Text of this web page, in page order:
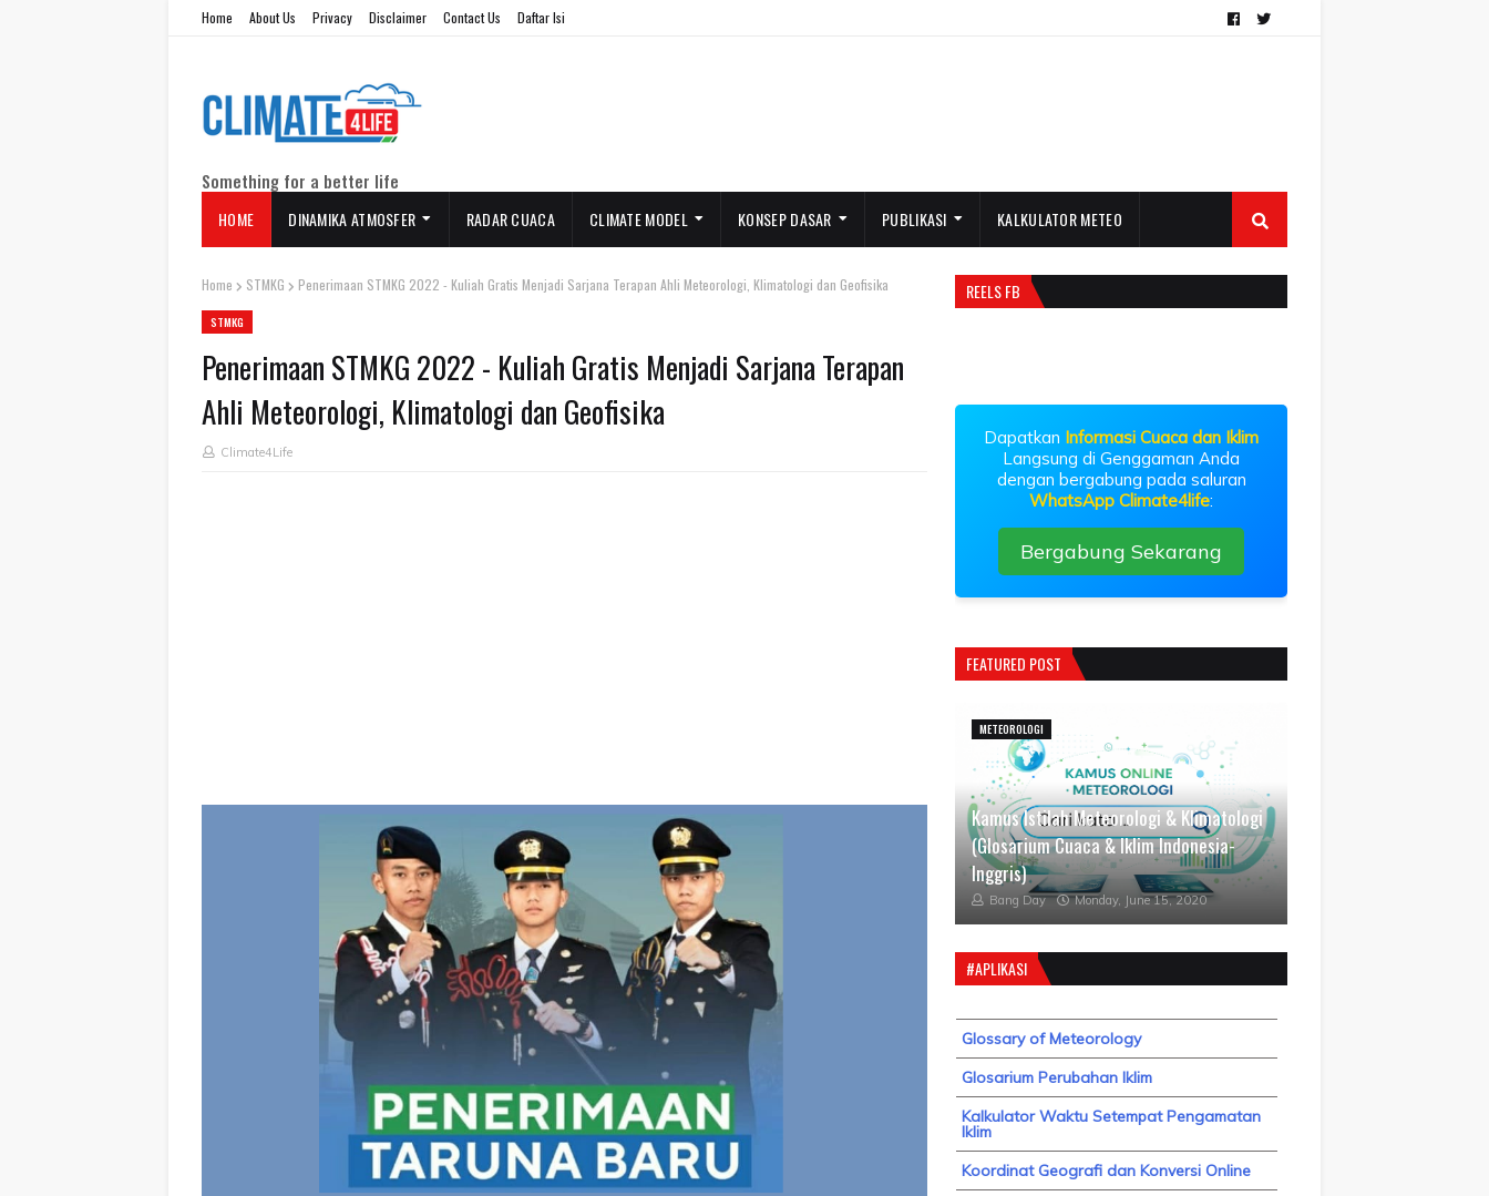
Home About Us Privacy Disclaimer Contact Us Daftar Isi
Something for a better life
HOME DINAMIKA ATMOSFER RADAR CUACA CLIMATE MODEL KONSEP DASAR PUBLIKASI KALKULATOR METEO
Home STMKG Penerimaan STMKG 2022 - Kuliah Gratis Menjadi Sarjana Terapan Ahli Meteorologi, Klimatologi dan Geofisika
STMKG
Penerimaan STMKG 2022 - Kuliah Gratis Menjadi Sarjana Terapan
Ahli Meteorologi, Klimatologi dan Geofisika
Climate4Life
REELS FB
Dapatkan Informasi Cuaca dan Iklim
Langsung di Genggaman Anda
dengan bergabung pada saluran
WhatsApp Climate4life:
Bergabung Sekarang
FEATURED POST
METEOROLOGI
Kamus Istilah Meteorologi & Klimatologi
(Glosarium Cuaca & Iklim Indonesia-
Inggris)
Bang Day Monday, June 15, 2020
#APLIKASI
Glossary of Meteorology
Glosarium Perubahan Iklim
Kalkulator Waktu Setempat Pengamatan
Iklim
Koordinat Geografi dan Konversi Online